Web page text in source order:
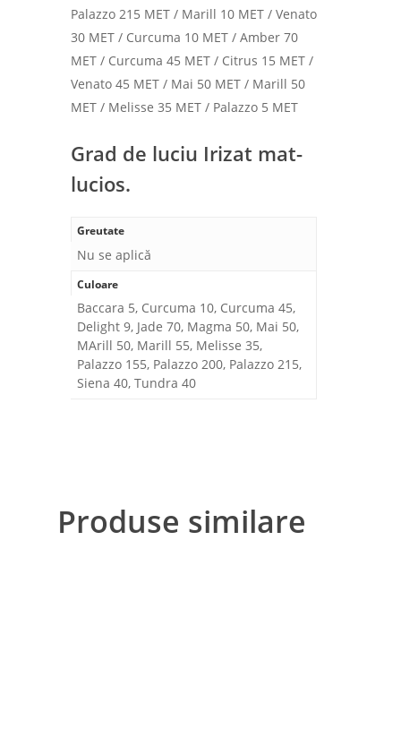
Palazzo 215 MET / Marill 10 MET / Venato
30 MET / Curcuma 10 MET / Amber 70
MET / Curcuma 45 MET / Citrus 15 MET /
Venato 45 MET / Mai 50 MET / Marill 50
MET / Melisse 35 MET / Palazzo 5 MET
Grad de luciu Irizat mat-
lucios.
Greutate
Nu se aplică
Culoare
Baccara 5, Curcuma 10, Curcuma 45,
Delight 9, Jade 70, Magma 50, Mai 50,
MArill 50, Marill 55, Melisse 35,
Palazzo 155, Palazzo 200, Palazzo 215,
Siena 40, Tundra 40
Produse similare